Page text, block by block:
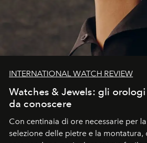
INTERNATIONAL WATCH REVIEW
Watches & Jewels: gli
da conoscere
Con centinaia di ore necessarie per
selezione delle pietre e la